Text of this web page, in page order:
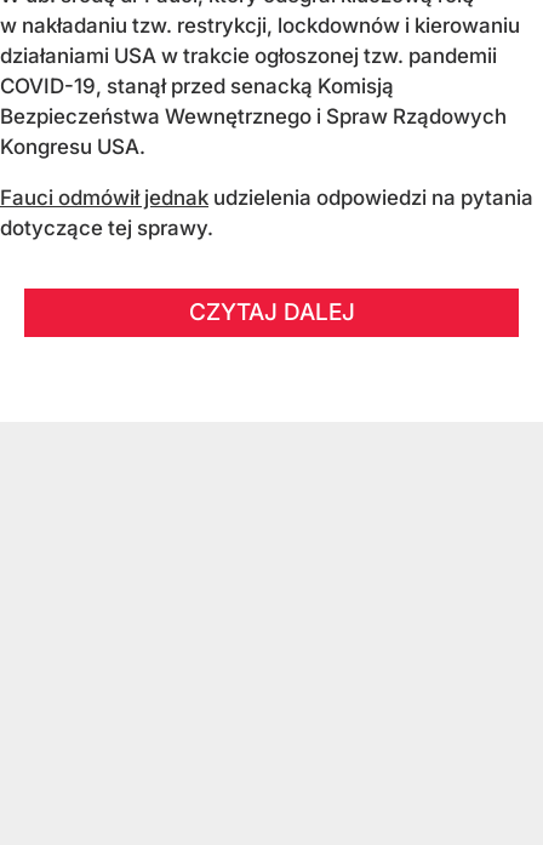
w nakładaniu tzw. restrykcji, lockdownów i kierowaniu
działaniami USA w trakcie ogłoszonej tzw. pandemii
COVID-19, stanął przed senacką Komisją
Bezpieczeństwa Wewnętrznego i Spraw Rządowych
Kongresu USA.
Fauci odmówił jednak udzielenia odpowiedzi na pytania
dotyczące tej sprawy.
CZYTAJ DALEJ